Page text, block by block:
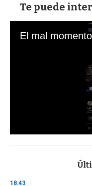
Te puede
s
18:43